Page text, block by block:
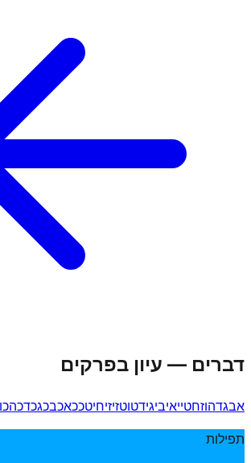
דברים — עיון בפרקים
אבגדהוזחטייאיביגידטוטזיזיחיטככאכבכגכדכהכו
תפילות